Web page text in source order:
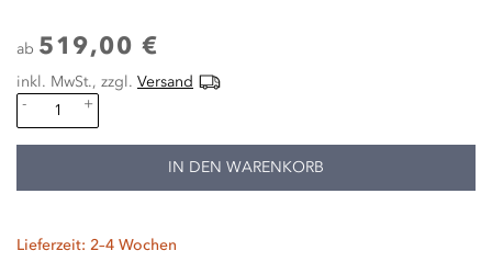
ab 519,00 €
inkl. MwSt., zzgl. Versand
-
+
IN DEN WARENKORB
Lieferzeit: 2–4 Wochen